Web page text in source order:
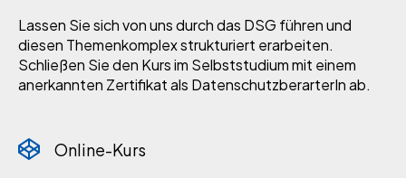
Lassen Sie sich von uns durch das DSG führen und
diesen Themenkomplex strukturiert erarbeiten.
Schließen Sie den Kurs im Selbststudium mit einem
anerkannten Zertifikat als DatenschutzberarterIn ab.
Online-Kurs